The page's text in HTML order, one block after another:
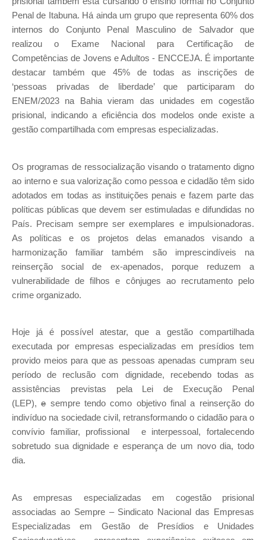
Penal de Itabuna. Há ainda um grupo que representa 60% dos
internos do Conjunto Penal Masculino de Salvador que
realizou o Exame Nacional para Certificação de
Competências de Jovens e Adultos - ENCCEJA. É importante
destacar também que 45% de todas as inscrições de
‘pessoas privadas de liberdade’ que participaram do
ENEM/2023 na Bahia vieram das unidades em cogestão
prisional, indicando a eficiência dos modelos onde existe a
gestão compartilhada com empresas especializadas.
Os programas de ressocialização visando o tratamento digno
ao interno e sua valorização como pessoa e cidadão têm sido
adotados em todas as instituições penais e fazem parte das
políticas públicas que devem ser estimuladas e difundidas no
País. Precisam sempre ser exemplares e impulsionadoras.
As políticas e os projetos delas emanados visando a
harmonização familiar também são imprescindíveis na
reinserção social de ex-apenados, porque reduzem a
vulnerabilidade de filhos e cônjuges ao recrutamento pelo
crime organizado.
Hoje já é possível atestar, que a gestão compartilhada
executada por empresas especializadas em presídios tem
provido meios para que as pessoas apenadas cumpram seu
período de reclusão com dignidade, recebendo todas as
assistências previstas pela Lei de Execução Penal
(LEP),esempre tendo como objetivo final a reinserção do
indivíduo na sociedade civil, retransformando o cidadão para o
convívio familiar, profissional e interpessoal, fortalecendo
sobretudo sua dignidade e esperança de um novo dia, todo
dia.
As empresas especializadas em cogestão prisional
associadas ao Sempre – Sindicato Nacional das Empresas
Especializadas em Gestão de Presídios e Unidades